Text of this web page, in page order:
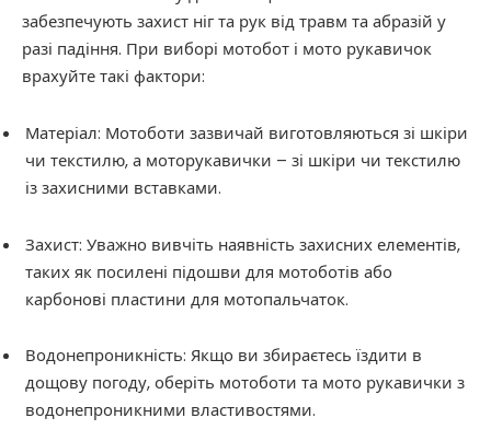
забезпечують захист ніг та рук від травм та абразій у
разі падіння. При виборі мотобот і мото рукавичок
врахуйте такі фактори:
Матеріал: Мотоботи зазвичай виготовляються зі шкіри
чи текстилю, а моторукавички – зі шкіри чи текстилю
із захисними вставками.
Захист: Уважно вивчіть наявність захисних елементів,
таких як посилені підошви для мотоботів або
карбонові пластини для мотопальчаток.
Водонепроникність: Якщо ви збираєтесь їздити в
дощову погоду, оберіть мотоботи та мото рукавички з
водонепроникними властивостями.